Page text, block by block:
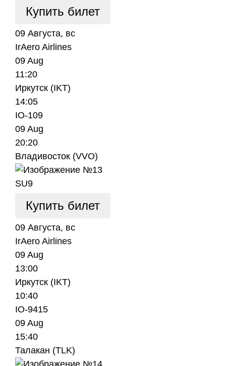
Купить билет
09 Августа, вс
IrAero Airlines
09 Aug
11:20
Иркутск (IKT)
14:05
IO-109
09 Aug
20:20
Владивосток (VVO)
SU9
Купить билет
09 Августа, вс
IrAero Airlines
09 Aug
13:00
Иркутск (IKT)
10:40
IO-9415
09 Aug
15:40
Талакан (TLK)